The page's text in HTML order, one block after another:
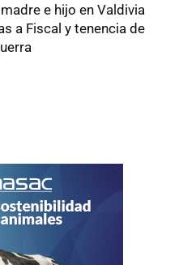
e hijo en Valdivia
a Fiscal y tenencia de